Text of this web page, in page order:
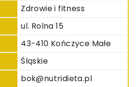
Zdrowie i fitness
ul. Rolna 15
43-410 Kończyce Małe
Śląskie
bok@nutridieta.pl